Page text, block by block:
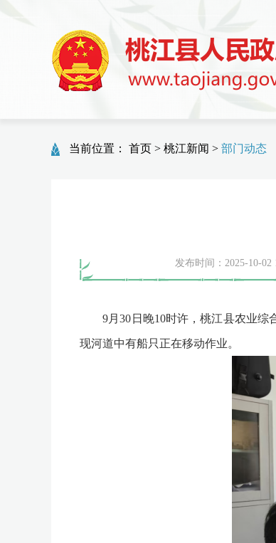
当前位置： 首页 > 桃江新闻 > 部门动态
发布时间：2025-10-02
9月30日晚10时许，桃江县农业综
现河道中有船只正在移动作业。